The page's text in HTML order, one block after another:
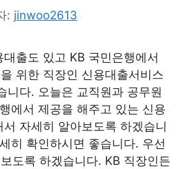
: jinwoo2613
출도 있고 KB 국민은행에서
위한 직장인 신용대출서비스
니다. 오늘은 교직원과 공무원
에서 제공을 해주고 있는 신용
자세히 알아보도록 하겠습니
히 확인하시면 좋습니다. 우선
도록 하겠습니다. KB 직장인든